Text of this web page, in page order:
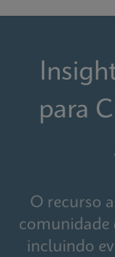
para
O recurso
comunidade
incluindo